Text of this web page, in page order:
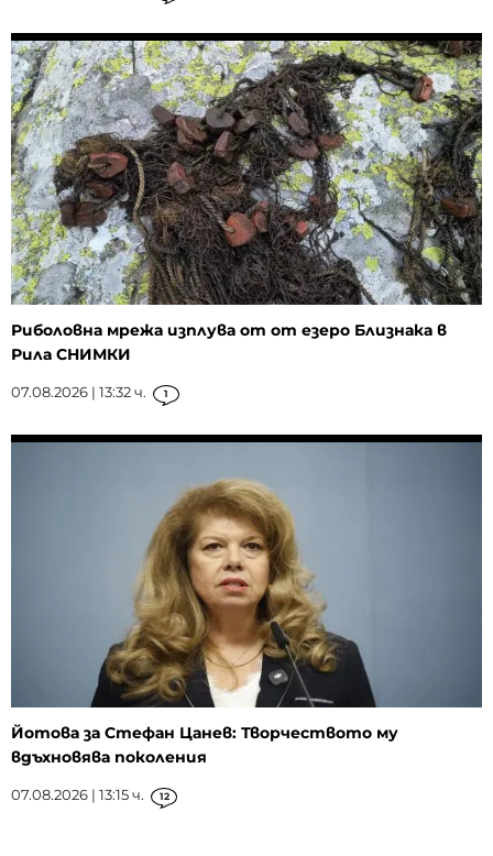
Риболовна мрежа изплува от от езеро Близнака в
Рила СНИМКИ
07.08.2026 | 13:32 ч. 1
Йотова за Стефан Цанев: Творчеството му
вдъхновява поколения
07.08.2026 | 13:15 ч. 12